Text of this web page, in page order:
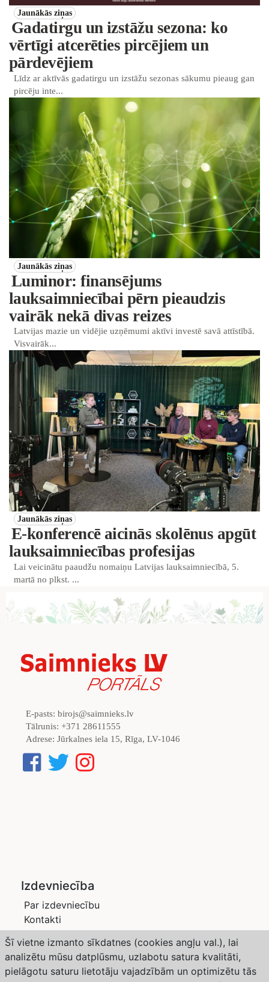
Jaunākās ziņas
Gadatirgu un izstāžu sezona: ko
vērtīgi atcerēties pircējiem un
pārdevējiem
Līdz ar aktīvās gadatirgu un izstāžu sezonas sākumu pieaug gan
pircēju inte...
Jaunākās ziņas
Luminor: finansējums
lauksaimniecībai pērn pieaudzis
vairāk nekā divas reizes
Latvijas mazie un vidējie uzņēmumi aktīvi investē savā attīstībā.
Visvairāk...
Jaunākās ziņas
E-konferencē aicinās skolēnus apgūt
lauksaimniecības profesijas
Lai veicinātu paaudžu nomaiņu Latvijas lauksaimniecībā, 5.
martā no plkst. ...
E-pasts: birojs@saimnieks.lv
Tālrunis: +371 28611555
Adrese: Jūrkalnes iela 15, Rīga, LV-1046
Izdevniecība
Par izdevniecību
Kontakti
Privātuma politika
Žurnāli
Saimnieks LV
Šī vietne izmanto sīkdatnes (cookies angļu val.), lai
analizētu mūsu datplūsmu, uzlabotu satura kvalitāti,
pielāgotu saturu lietotāju vajadzībām un optimizētu tās